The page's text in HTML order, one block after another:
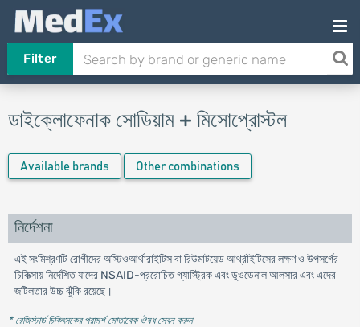
Filter
ডাইক্লোফেনাক সোডিয়াম + মিসোপ্রোস্টল
Available brands Other combinations
নির্দেশনা
এই সংমিশ্রণটি রোগীদের অস্টিওআর্থারাইটিস বা রিউমাটয়েড আর্থ্রাইটিসের লক্ষণ ও উপসর্গের
চিকিত্সায় নির্দেশিত যাদের NSAID-প্ররোচিত গ্যাস্ট্রিক এবং ডুওডেনাল আলসার এবং এদের
জটিলতার উচ্চ ঝুঁকি রয়েছে।
* রেজিস্টার্ড চিকিৎসকের পরামর্শ মোতাবেক ঔষধ সেবন করুন'